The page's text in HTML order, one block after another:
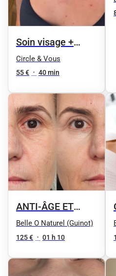
Soin visage +
séance de
luminothérapie
Led Platinium -
éclat - rides - anti
imperfections
Circle & Vous
55 € • 40 min
ANTI-ÂGE ET
FÉRMETÉ : Soin
jeunesse
LOGIC"
Belle O Naturel (Guinot)
125 € • 01 h 10